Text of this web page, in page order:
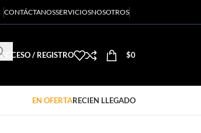
CONTÁCTANOSSERVICIOSNOSOTROS
ACCESO / REGISTRO $0
EN OFERTARECIEN LLEGADO